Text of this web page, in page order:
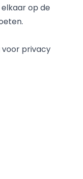
op de
privacy